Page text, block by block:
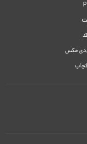
دی مکس